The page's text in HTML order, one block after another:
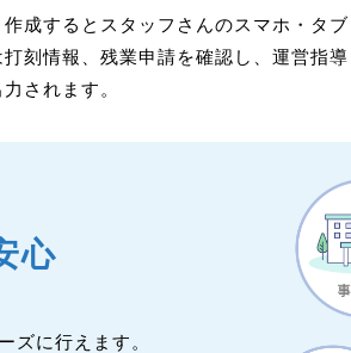
作成するとスタッフさんのスマホ・タ
打刻情報、残業申請を確認し、運営指
されます。
心
ズに行えます。